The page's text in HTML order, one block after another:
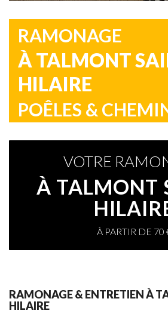
RAMONAGE
À TALMONT
HILAIRE
POÊLES &
VOTRE
À TALMONT
À PARTIR DE 70
RAMONAGE & ENTRETIEN À
HILAIRE